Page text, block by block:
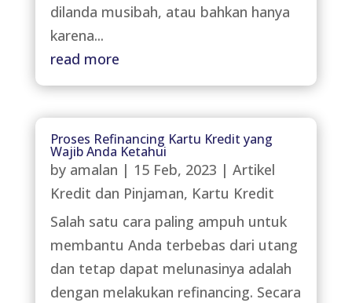
dilanda musibah, atau bahkan hanya
karena...
read more
Proses Refinancing Kartu Kredit yang
Wajib Anda Ketahui
by amalan | 15 Feb, 2023 | Artikel
Kredit dan Pinjaman, Kartu Kredit
Salah satu cara paling ampuh untuk
membantu Anda terbebas dari utang
dan tetap dapat melunasinya adalah
dengan melakukan refinancing. Secara